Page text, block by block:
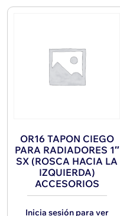
OR16 TAPON CIEGO
PARA RADIADORES 1″
SX (ROSCA HACIA LA
IZQUIERDA)
ACCESORIOS
Inicia sesión para ver